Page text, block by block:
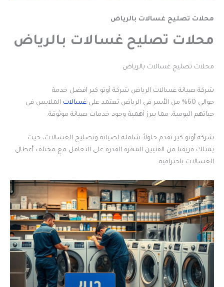
محلات تصليح غسالات بالرياض
محلات تصليح غسالات بالرياض
محلات تصليح غسالات بالرياض
شركة صيانة غسالات الرياض شركة أوتو كير افضل خدمة
حوالي 60% من الأسر في الرياض تعتمد على
غسالات الملابس في
حياتهم اليومية، مما يبرز أهمية وجود خدمات صيانة موثوقة.
شركة أوتو كير تقدم حلولاً شاملة لصيانة وتصليح الغسالات، حيث
يمتلك فريقنا من الفنيين المهرة القدرة على التعامل مع مختلف أعطال
الغسالات باحترافية.